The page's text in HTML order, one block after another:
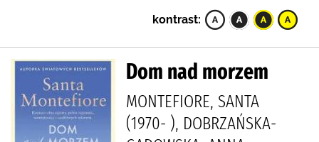
kontrast:
Dom nad morzem
MONTEFIORE, SANTA
(1970- ), DOBRZAŃSKA-